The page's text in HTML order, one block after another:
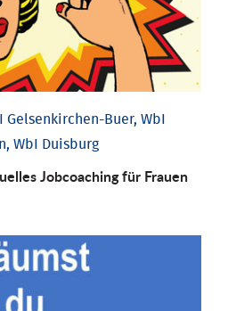
Buer, WbI
WbI Duisburg
Job­coaching für Frauen